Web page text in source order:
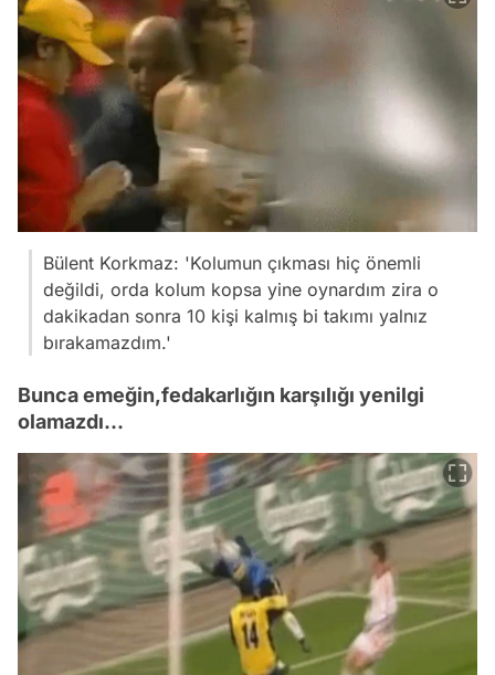
Bülent Korkmaz: 'Kolumun çıkması hiç önemli
değildi, orda kolum kopsa yine oynardım zira o
dakikadan sonra 10 kişi kalmış bi takımı yalnız
bırakamazdım.'
Bunca emeğin,fedakarlığın karşılığı yenilgi
olamazdı...